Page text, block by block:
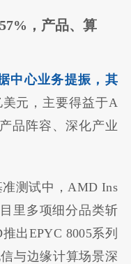
，产品、算
中心业务提振，其
美元，主要得益于A
品阵容、深化产业
测试中，AMD Ins
里多项细分品类斩
出EPYC 8005系列
与边缘计算场景深